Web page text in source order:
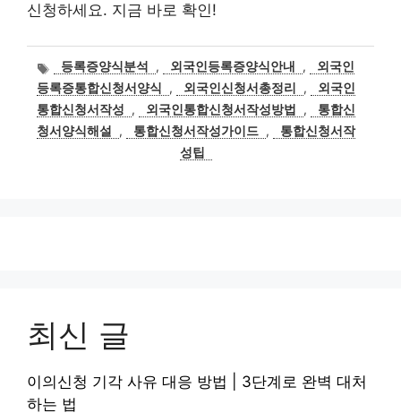
신청하세요. 지금 바로 확인!
태
그
등록증양식분석 , 외국인등록증양식안내 ,
외국인
등록증통합신청서양식
, 외국인신청서총정리 ,
외국인
통합신청서작성
, 외국인통합신청서작성방법 ,
통합신
청서양식해설
, 통합신청서작성가이드 ,
통합신청서작
성팁
최신 글
이의신청 기각 사유 대응 방법 | 3단계로 완벽 대처
하는 법